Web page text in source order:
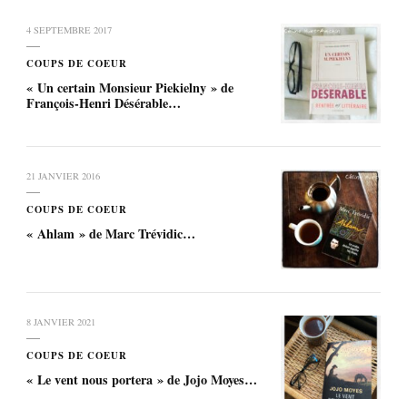
4 SEPTEMBRE 2017
COUPS DE COEUR
« Un certain Monsieur Piekielny » de
François-Henri Désérable…
21 JANVIER 2016
COUPS DE COEUR
« Ahlam » de Marc Trévidic…
8 JANVIER 2021
COUPS DE COEUR
« Le vent nous portera » de Jojo Moyes…